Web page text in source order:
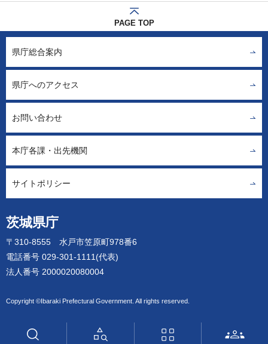
PAGE TOP
茨城県庁
〒310-8555 水戸市笠原町978番6
電話番号 029-301-1111(代表)
法人番号 2000020080004
Copyright ©Ibaraki Prefectural Government. All rights reserved.
県庁総合案内
県庁へのアクセス
お問い合わせ
本庁各課・出先機関
サイトポリシー